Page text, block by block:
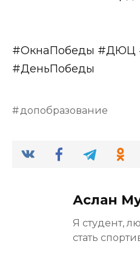
#ОкнаПобеды #ДЮЦ
#ДеньПобеды
допобразование
Аслан
Я студент,
стать